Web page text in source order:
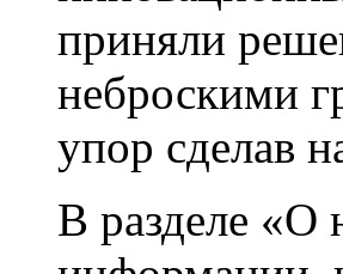
приняли
неброскими
упор сделав
В разделе «О